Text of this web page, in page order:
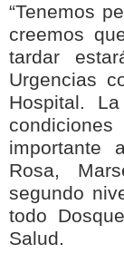
“Tenemos
creemos
tardar
Urgencias
Hospital.
importante
Rosa,
segundo
todo
Salud.